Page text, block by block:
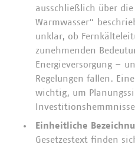
ausschließlich über
Warmwasser“
unklar, ob
zunehmenden
Energieversorgung –
Regelungen fallen.
wichtig, um
Einheitliche
Gesetzestext finden